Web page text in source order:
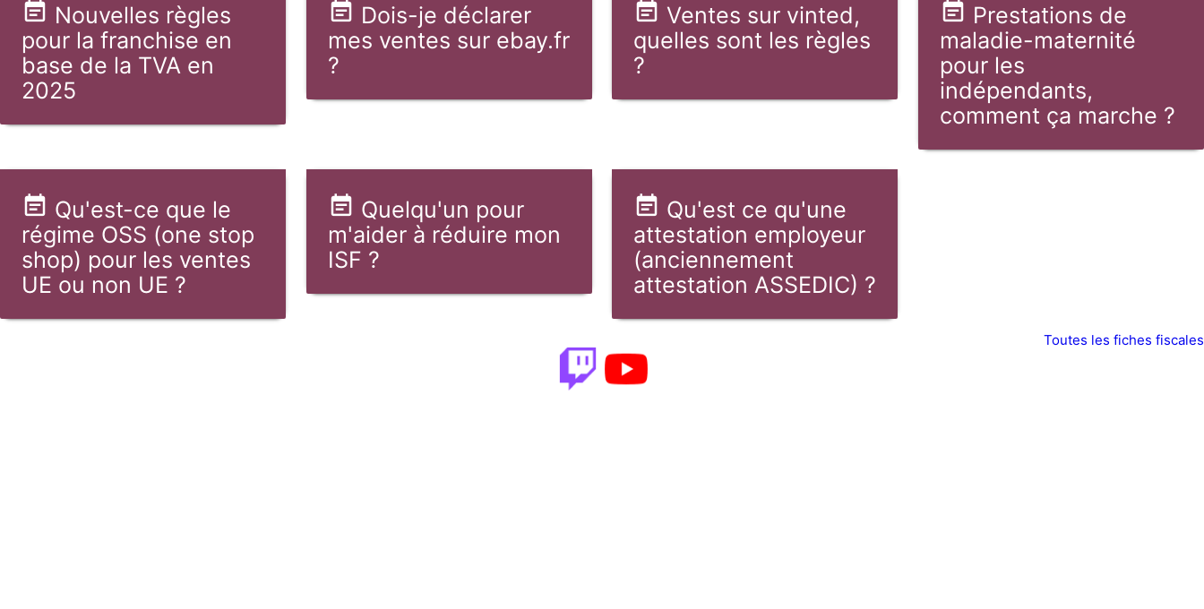
Nouvelles règles
pour la franchise en
base de la TVA en
2025
Dois-je déclarer
mes ventes sur ebay.fr
?
Ventes sur vinted,
quelles sont les règles
?
Prestations de
maladie-maternité
pour les
indépendants,
comment ça marche ?
Qu'est-ce que le
régime OSS (one stop
shop) pour les ventes
UE ou non UE ?
Quelqu'un pour
m'aider à réduire mon
ISF ?
Qu'est ce qu'une
attestation employeur
(anciennement
attestation ASSEDIC) ?
Toutes les fiches fiscales